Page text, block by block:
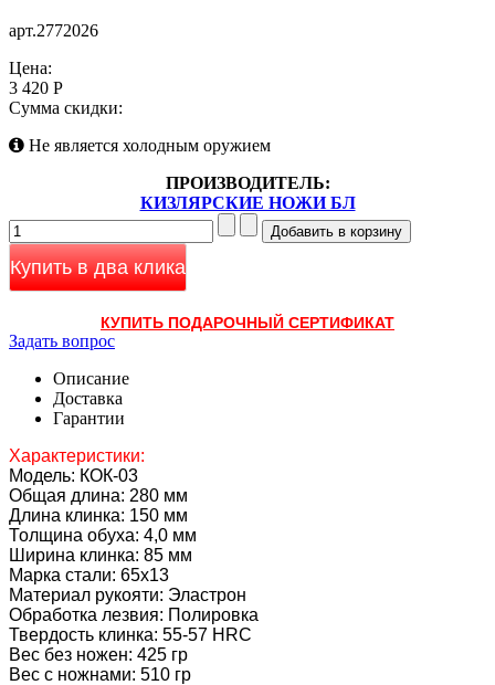
арт.2772026
Цена:
3 420 Р
Сумма скидки:
Не является холодным оружием
ПРОИЗВОДИТЕЛЬ:
КИЗЛЯРСКИЕ НОЖИ БЛ
Купить в два клика
КУПИТЬ ПОДАРОЧНЫЙ СЕРТИФИКАТ
Задать вопрос
Описание
Доставка
Гарантии
Характеристики:
Модель: КОК-03
Общая длина: 280 мм
Длина клинка: 150 мм
Толщина обуха: 4,0 мм
Ширина клинка: 85 мм
Марка стали: 65х13
Материал рукояти: Эластрон
Обработка лезвия: Полировка
Твердость клинка: 55-57 HRC
Вес без ножен: 425 гр
Вес с ножнами: 510 гр